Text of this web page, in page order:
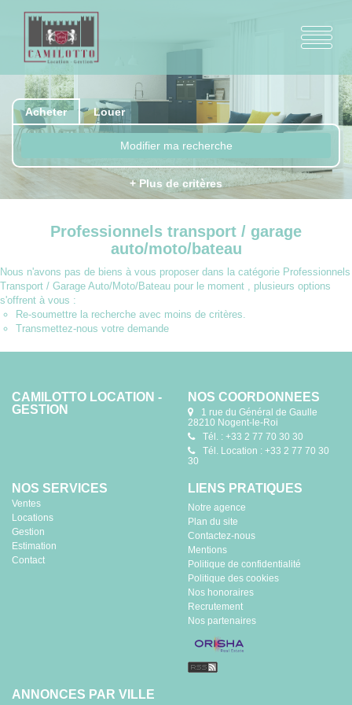
Acheter Louer
Modifier ma recherche
+ Plus de critères
Professionnels transport / garage
auto/moto/bateau
Nous n'avons pas de biens à vous proposer dans la catégorie Professionnels
Transport / Garage Auto/Moto/Bateau pour le moment , plusieurs options
s'offrent à vous :
Re-soumettre la recherche avec moins de critères.
Transmettez-nous votre demande
CAMILOTTO LOCATION -
GESTION
NOS COORDONNÉES
1 rue du Général de Gaulle
28210 Nogent-le-Roi
Tél. : +33 2 77 70 30 30
Tél. Location : +33 2 77 70 30
30
NOS SERVICES
Ventes
Locations
Gestion
Estimation
Contact
LIENS PRATIQUES
Notre agence
Plan du site
Contactez-nous
Mentions
Politique de confidentialité
Politique des cookies
Nos honoraires
Recrutement
Nos partenaires
ANNONCES PAR VILLE